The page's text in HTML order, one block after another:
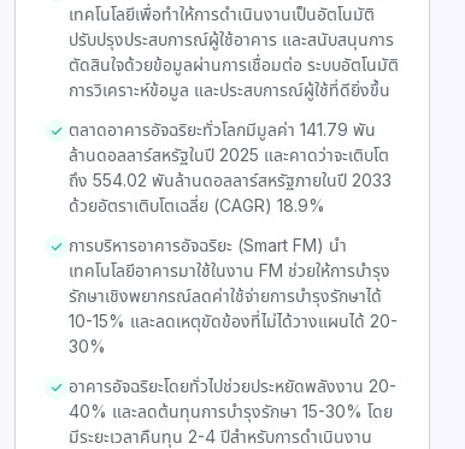
เทคโนโลยีเพื่อทำให้การดำเนินงานเป็นอัตโนมัติ
ปรับปรุงประสบการณ์ผู้ใช้อาคาร และสนับสนุนการ
ตัดสินใจด้วยข้อมูลผ่านการเชื่อมต่อ ระบบอัตโนมัติ
การวิเคราะห์ข้อมูล และประสบการณ์ผู้ใช้ที่ดียิ่งขึ้น
ตลาดอาคารอัจฉริยะทั่วโลกมีมูลค่า 141.79 พัน
ล้านดอลลาร์สหรัฐในปี 2025 และคาดว่าจะเติบโต
ถึง 554.02 พันล้านดอลลาร์สหรัฐภายในปี 2033
ด้วยอัตราเติบโตเฉลี่ย (CAGR) 18.9%
การบริหารอาคารอัจฉริยะ (Smart FM) นำ
เทคโนโลยีอาคารมาใช้ในงาน FM ช่วยให้การบำรุง
รักษาเชิงพยากรณ์ลดค่าใช้จ่ายการบำรุงรักษาได้
10-15% และลดเหตุขัดข้องที่ไม่ได้วางแผนได้ 20-
30%
อาคารอัจฉริยะโดยทั่วไปช่วยประหยัดพลังงาน 20-
40% และลดต้นทุนการบำรุงรักษา 15-30% โดย
มีระยะเวลาคืนทุน 2-4 ปีสำหรับการดำเนินงาน